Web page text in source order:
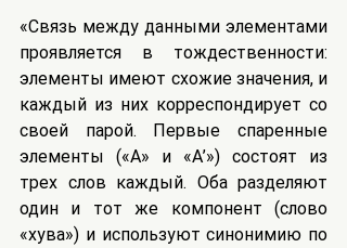
«Связь между данными элементами
проявляется в тождественности:
элементы имеют схожие значения, и
каждый из них корреспондирует со
своей парой. Первые спаренные
элементы («А» и «А’») состоят из
трех слов каждый. Оба разделяют
один и тот же компонент (слово
«хува») и используют синонимию по